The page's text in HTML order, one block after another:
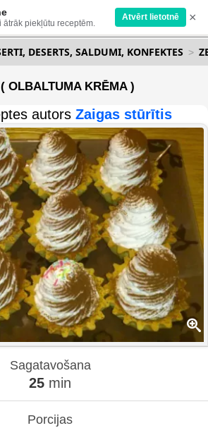
ātrāk piekļūtu receptēm.
Atvērt lietotnē ×
DESERTS, SALDUMI, KONFEKTES
OLBALTUMA KRĒMA )
autors Zaigas stūrītis
Sagatavošana
25 min
Porcijas